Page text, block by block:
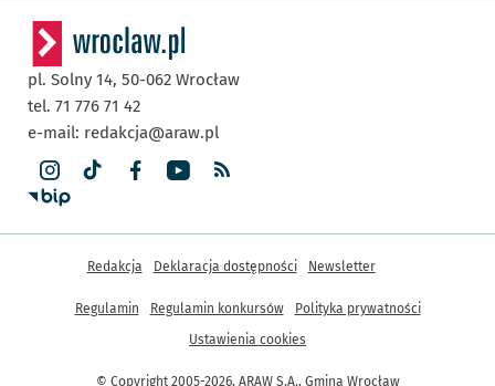
pl. Solny 14, 50-062 Wrocław
tel. 71 776 71 42
e-mail: redakcja@araw.pl
© Copyright 2005-2026, ARAW S.A., Gmina Wrocław
Inne informacje
Redakcja Deklaracja dostępności Newsletter
Regulamin Regulamin konkursów
Polityka prywatności
Ustawienia cookies